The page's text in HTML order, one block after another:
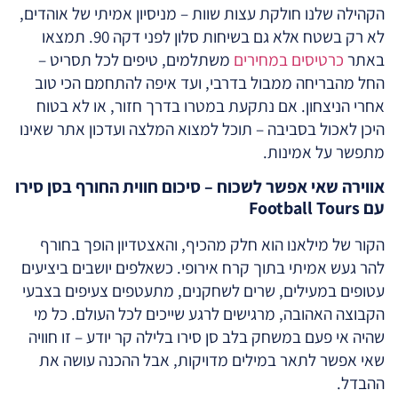
הקהילה שלנו חולקת עצות שוות – מניסיון אמיתי של אוהדים,
לא רק בשטח אלא גם בשיחות סלון לפני דקה 90. תמצאו
באתרכרטיסים במחירים משתלמים, טיפים לכל תסריט –
החל מהבריחה ממבול בדרבי, ועד איפה להתחמם הכי טוב
אחרי הניצחון. אם נתקעת במטרו בדרך חזור, או לא בטוח
היכן לאכול בסביבה – תוכל למצוא המלצה ועדכון אתר שאינו
מתפשר על אמינות.
אווירה שאי אפשר לשכוח – סיכום חווית החורף בסן סירו
עם Football Tours
הקור של מילאנו הוא חלק מהכיף, והאצטדיון הופך בחורף
להר געש אמיתי בתוך קרח אירופי. כשאלפים יושבים ביציעים
עטופים במעילים, שרים לשחקנים, מתעטפים צעיפים בצבעי
הקבוצה האהובה, מרגישים לרגע שייכים לכל העולם. כל מי
שהיה אי פעם במשחק בלב סן סירו בלילה קר יודע – זו חוויה
שאי אפשר לתאר במילים מדויקות, אבל ההכנה עושה את
ההבדל.